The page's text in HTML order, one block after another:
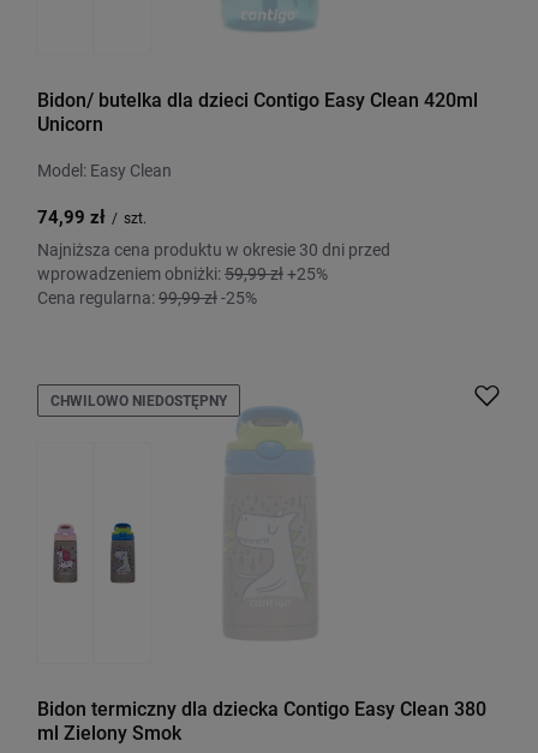
Bidon/ butelka dla dzieci Contigo Easy Clean 420ml
Unicorn
Model: Easy Clean
74,99 zł / szt.
Najniższa cena produktu w okresie 30 dni przed
wprowadzeniem obniżki:59,99 zł+25%
Cena regularna:99,99 zł-25%
CHWILOWO NIEDOSTĘPNY
Bidon termiczny dla dziecka Contigo Easy Clean 380
ml Zielony Smok